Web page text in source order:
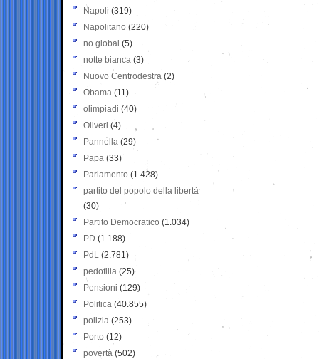
Napoli (319)
Napolitano (220)
no global (5)
notte bianca (3)
Nuovo Centrodestra (2)
Obama (11)
olimpiadi (40)
Oliveri (4)
Pannella (29)
Papa (33)
Parlamento (1.428)
partito del popolo della libertà
(30)
Partito Democratico (1.034)
PD (1.188)
PdL (2.781)
pedofilia (25)
Pensioni (129)
Politica (40.855)
polizia (253)
Porto (12)
povertà (502)